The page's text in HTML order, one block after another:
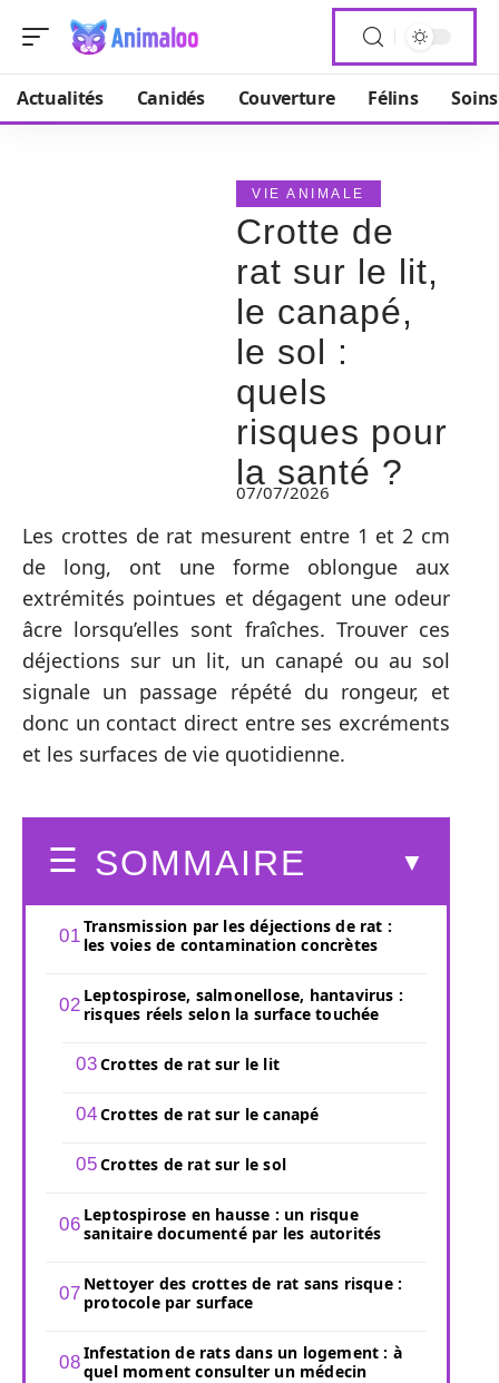
Actualités Canidés Couverture Félins Soins
VIE ANIMALE
Crotte de
rat sur le lit,
le canapé,
le sol :
quels
risques pour
la santé ?
07/07/2026
Les crottes de rat mesurent entre 1 et 2 cm
de long, ont une forme oblongue aux
extrémités pointues et dégagent une odeur
âcre lorsqu’elles sont fraîches. Trouver ces
déjections sur un lit, un canapé ou au sol
signale un passage répété du rongeur, et
donc un contact direct entre ses excréments
et les surfaces de vie quotidienne.
SOMMAIRE
Transmission par les déjections de rat :
les voies de contamination concrètes
Leptospirose, salmonellose, hantavirus :
risques réels selon la surface touchée
Crottes de rat sur le lit
Crottes de rat sur le canapé
Crottes de rat sur le sol
Leptospirose en hausse : un risque
sanitaire documenté par les autorités
Nettoyer des crottes de rat sans risque :
protocole par surface
Infestation de rats dans un logement : à
quel moment consulter un médecin